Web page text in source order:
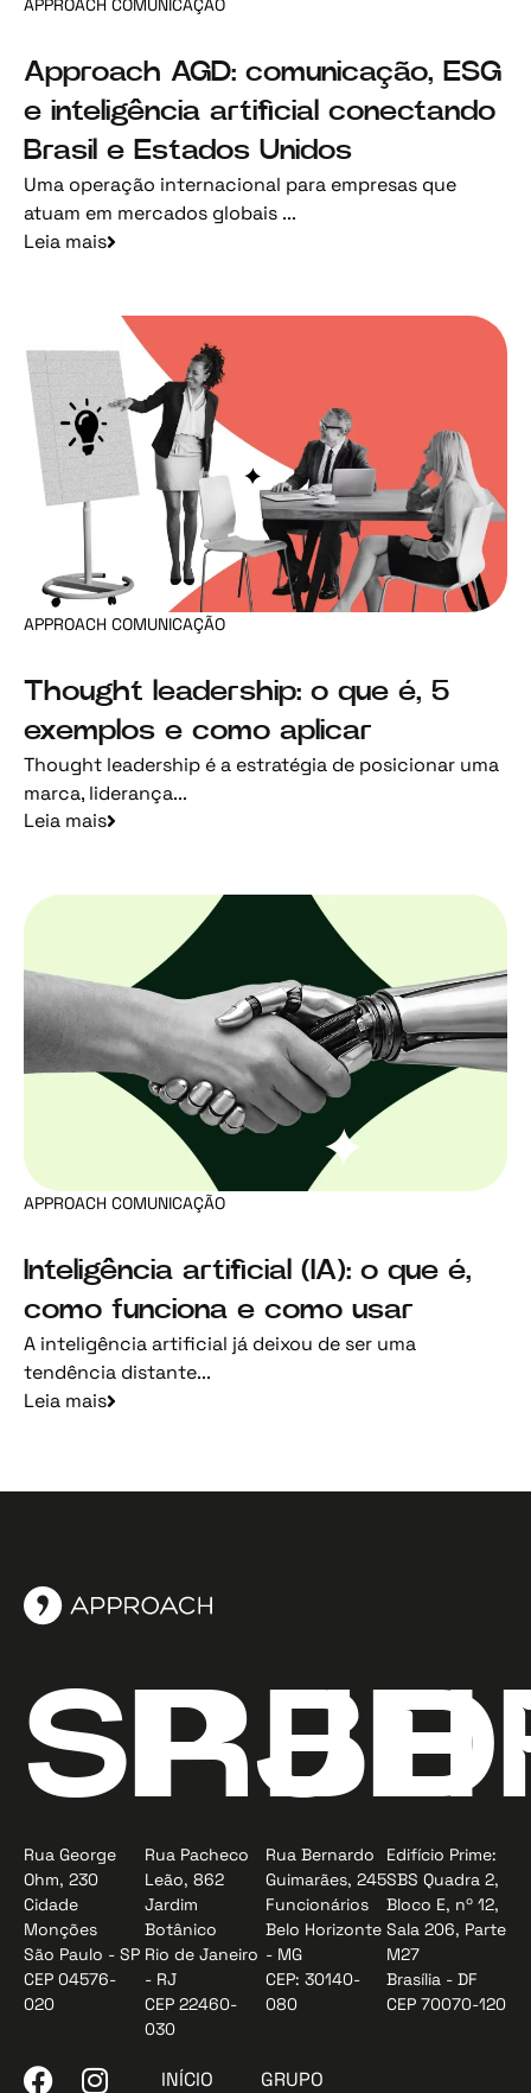
APPROACH COMUNICAÇÃO
Approach AGD: comunicação, ESG
e inteligência artificial conectando
Brasil e Estados Unidos
Uma operação internacional para empresas que
atuam em mercados globais ...
Leia mais
APPROACH COMUNICAÇÃO
Thought leadership: o que é, 5
exemplos e como aplicar
Thought leadership é a estratégia de posicionar uma
marca, liderança...
Leia mais
APPROACH COMUNICAÇÃO
Inteligência artificial (IA): o que é,
como funciona e como usar
A inteligência artificial já deixou de ser uma
tendência distante...
Leia mais
SP
Rua George
Ohm, 230
Cidade
Monções
São Paulo - SP
CEP 04576-
020
RJ
Rua Pacheco
Leão, 862
Jardim
Botânico
Rio de Janeiro
- RJ
CEP 22460-
030
BH
Rua Bernardo
Guimarães, 245
Funcionários
Belo Horizonte
- MG
CEP: 30140-
080
Edifício Prime:
SBS Quadra 2,
Bloco E, nº 12,
Sala 206, Parte
M27
Brasília - DF
CEP 70070-120
INÍCIO
GRUPO